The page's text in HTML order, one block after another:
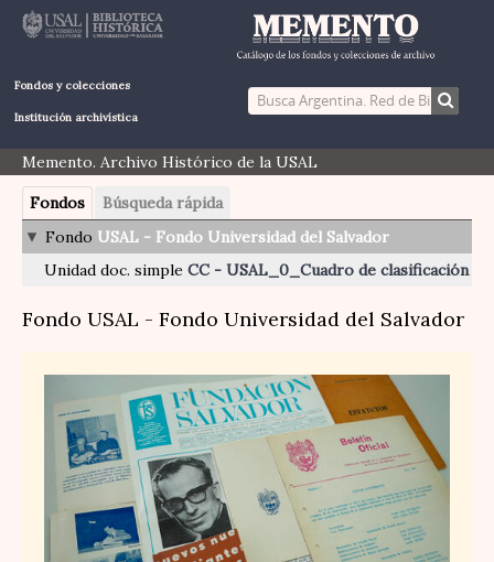
Fondos y colecciones
Institución archivística
Memento. Archivo Histórico de la USAL
Fondos
Búsqueda rápida
Fondo USAL - Fondo Universidad del Salvador
Unidad doc. simple CC - USAL_0_Cuadro de clasificación
Fondo USAL - Fondo Universidad del Salvador